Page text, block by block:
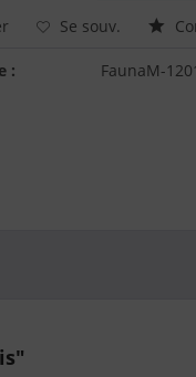
Se souv.
: FaunaM-